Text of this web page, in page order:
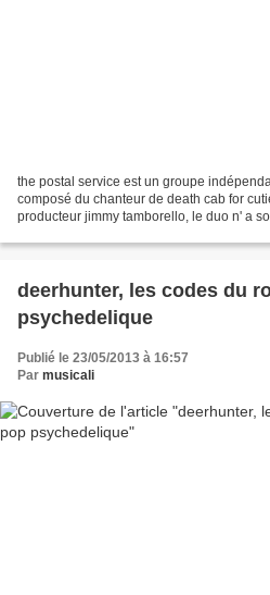
the postal service est un groupe
composé du chanteur de death cab for
producteur jimmy tamborello, le duo n' a
deerhunter, les codes du
psychedelique
Publié le 23/05/2013 à 16:57
Par musicali